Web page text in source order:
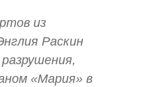
из
Раскин
«Мария» в